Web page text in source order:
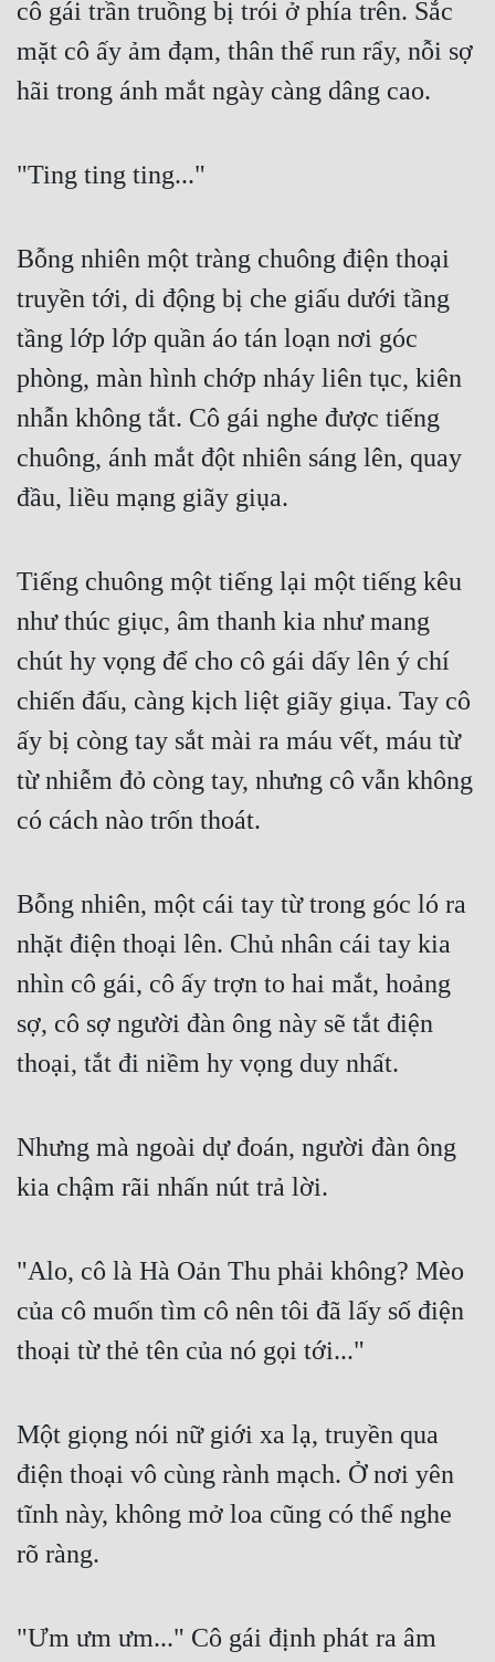
cô gái trần truồng bị trói ở phía trên. Sắc
mặt cô ấy ảm đạm, thân thể run rẩy, nỗi sợ
hãi trong ánh mắt ngày càng dâng cao.
"Ting ting ting..."
Bỗng nhiên một tràng chuông điện thoại
truyền tới, di động bị che giấu dưới tầng
tầng lớp lớp quần áo tán loạn nơi góc
phòng, màn hình chớp nháy liên tục, kiên
nhẫn không tắt. Cô gái nghe được tiếng
chuông, ánh mắt đột nhiên sáng lên, quay
đầu, liều mạng giãy giụa.
Tiếng chuông một tiếng lại một tiếng kêu
như thúc giục, âm thanh kia như mang
chút hy vọng để cho cô gái dấy lên ý chí
chiến đấu, càng kịch liệt giãy giụa. Tay cô
ấy bị còng tay sắt mài ra máu vết, máu từ
từ nhiễm đỏ còng tay, nhưng cô vẫn không
có cách nào trốn thoát.
Bỗng nhiên, một cái tay từ trong góc ló ra
nhặt điện thoại lên. Chủ nhân cái tay kia
nhìn cô gái, cô ấy trợn to hai mắt, hoảng
sợ, cô sợ người đàn ông này sẽ tắt điện
thoại, tắt đi niềm hy vọng duy nhất.
Nhưng mà ngoài dự đoán, người đàn ông
kia chậm rãi nhấn nút trả lời.
"Alo, cô là Hà Oản Thu phải không? Mèo
của cô muốn tìm cô nên tôi đã lấy số điện
thoại từ thẻ tên của nó gọi tới..."
Một giọng nói nữ giới xa lạ, truyền qua
điện thoại vô cùng rành mạch. Ở nơi yên
tĩnh này, không mở loa cũng có thể nghe
rõ ràng.
"Ưm ưm ưm..." Cô gái định phát ra âm